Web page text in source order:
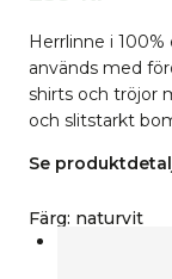
Herrlinne i
används med
shirts och tröjor
och slitstarkt
Se
Färg: naturvit